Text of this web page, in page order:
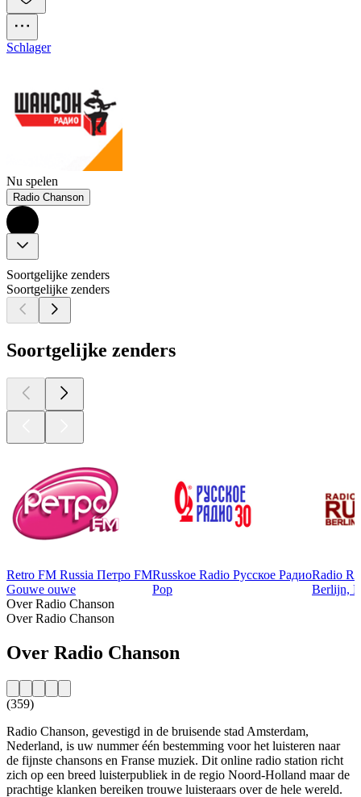
Schlager
Nu spelen
Radio Chanson
Soortgelijke zenders
Soortgelijke zenders
Soortgelijke zenders
Retro FM Russia Петро FM
Gouwe ouwe
Russkoe Radio Русское Радио
Pop
Radio
Berlijn,
Over Radio Chanson
Over Radio Chanson
Over Radio Chanson
(359)
Radio Chanson, gevestigd in de bruisende stad Amsterdam,
Nederland, is uw nummer één bestemming voor het luisteren naar
de fijnste chansons en Franse muziek. Dit online radio station richt
zich op een breed luisterpubliek in de regio Noord-Holland maar de
prachtige klanken bereiken trouwe luisteraars over de hele wereld.